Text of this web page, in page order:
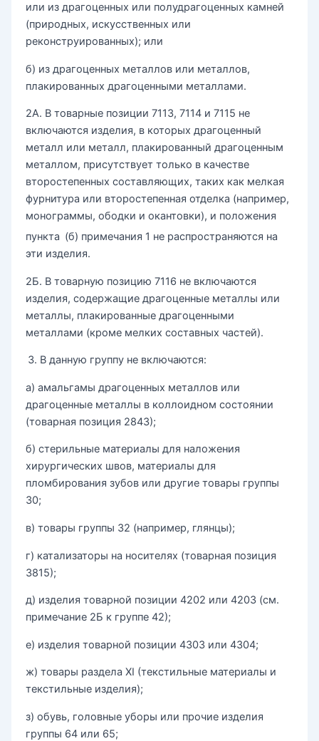
или из драгоценных или полудрагоценных камней
(природных, искусственных или
реконструированных); или
б) из драгоценных металлов или металлов,
плакированных драгоценными металлами.
2А. В товарные позиции 7113, 7114 и 7115 не
включаются изделия, в которых драгоценный
металл или металл, плакированный драгоценным
металлом, присутствует только в качестве
второстепенных составляющих, таких как мелкая
фурнитура или второстепенная отделка (например,
монограммы, ободки и окантовки), и положения
пункта (б) примечания 1 не распространяются на
эти изделия.
2Б. В товарную позицию 7116 не включаются
изделия, содержащие драгоценные металлы или
металлы, плакированные драгоценными
металлами (кроме мелких составных частей).
В данную группу не включаются:
а) амальгамы драгоценных металлов или
драгоценные металлы в коллоидном состоянии
(товарная позиция 2843);
б) стерильные материалы для наложения
хирургических швов, материалы для
пломбирования зубов или другие товары группы
30;
в) товары группы 32 (например, глянцы);
г) катализаторы на носителях (товарная позиция
3815);
д) изделия товарной позиции 4202 или 4203 (см.
примечание 2Б к группе 42);
е) изделия товарной позиции 4303 или 4304;
ж) товары раздела ХI (текстильные материалы и
текстильные изделия);
з) обувь, головные уборы или прочие изделия
группы 64 или 65;